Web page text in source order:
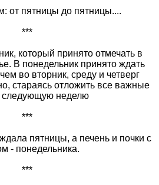
от пятницы до пятницы....
***
который принято отмечать в
В понедельник принято ждать
во вторник, среду и четверг
стараясь отложить все важные
следующую неделю
***
пятницы, а печень и почки с
- понедельника.
***